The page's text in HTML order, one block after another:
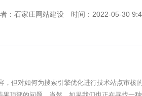
：石家庄网站建设 时间：2022-05-30
但对如何为搜索引擎优化进行技术站点审核